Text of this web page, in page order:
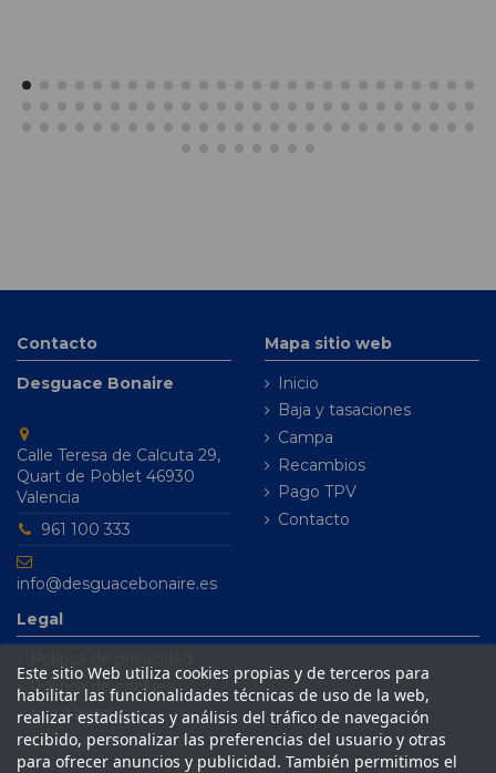
Contacto
Desguace Bonaire
Calle Teresa de Calcuta 29,
Quart de Poblet 46930
Valencia
961 100 333
info@desguacebonaire.es
Mapa sitio web
Inicio
Baja y tasaciones
Campa
Recambios
Pago TPV
Contacto
Legal
Política de cookies
Aviso legal
Condiciones de venta
Este sitio Web utiliza cookies propias y de terceros para
habilitar las funcionalidades técnicas de uso de la web,
realizar estadísticas y análisis del tráfico de navegación
recibido, personalizar las preferencias del usuario y otras
para ofrecer anuncios y publicidad. También permitimos el